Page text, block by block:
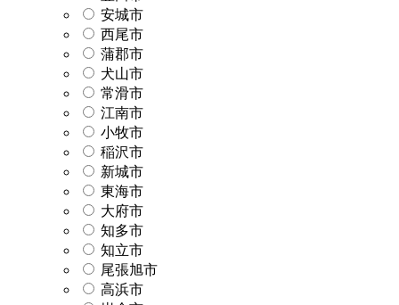
安城市
西尾市
蒲郡市
犬山市
常滑市
江南市
小牧市
稲沢市
新城市
東海市
大府市
知多市
知立市
尾張旭市
高浜市